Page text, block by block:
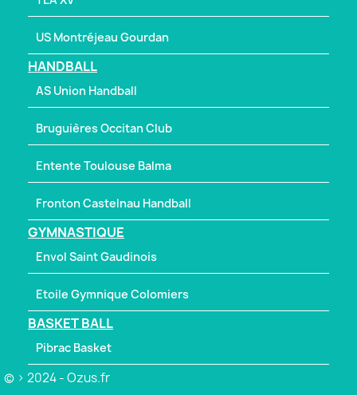
US Montréjeau Gourdan
HANDBALL
AS Union Handball
Bruguières Occitan Club
Entente Toulouse Balma
Fronton Castelnau Handball
GYMNASTIQUE
Envol Saint Gaudinois
Etoile Gymnique Colomiers
BASKET BALL
Pibrac Basket
© > 2024 - Ozus.fr